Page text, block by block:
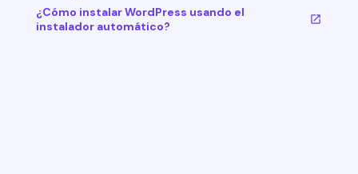
¿Cómo instalar WordPress usando el
instalador automático?